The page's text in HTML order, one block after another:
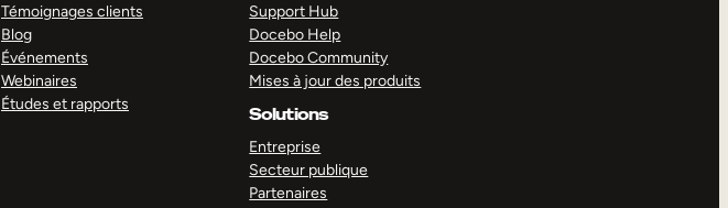
Témoignages clients
Blog
Événements
Webinaires
Études et rapports
Support Hub
Docebo Help
Docebo Community
Mises à jour des produits
Solutions
Entreprise
Secteur publique
Partenaires